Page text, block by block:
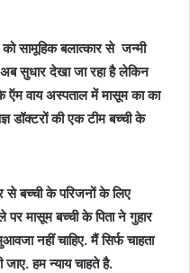
सामूहिक बलात्कार से जन्मी
सुधार देखा जा रहा है लेकिन
ऍम वाय अस्पताल में मासूम का का
डॉक्टरों की एक टीम बच्ची के
बच्ची के परिजनों के लिए
मासूम बच्ची के पिता ने गुहार
नहीं चाहिए. मैं सिर्फ चाहता
हम न्याय चाहते है.